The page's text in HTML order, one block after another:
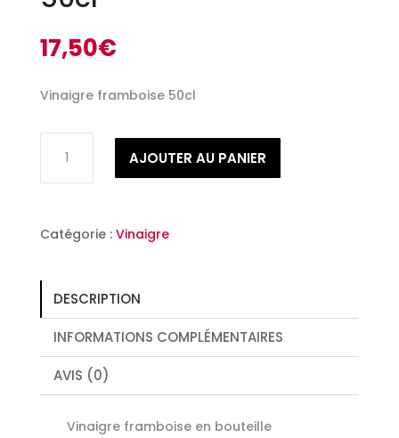
17,50€
Vinaigre framboise 50cl
Vinaigre
AJOUTER AU PANIER
Catégorie : Vinaigre
DESCRIPTION
INFORMATIONS COMPLÉMENTAIRES
AVIS (0)
Vinaigre framboise en bouteille